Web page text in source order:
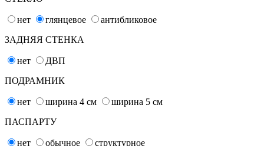
нет глянцевое
антибликовое
ЗАДНЯЯ СТЕНКА
нет
ДВП
ПОДРАМНИК
нет ширина 4 см ширина 5 см
ПАСПАРТУ
нет обычное
структурное